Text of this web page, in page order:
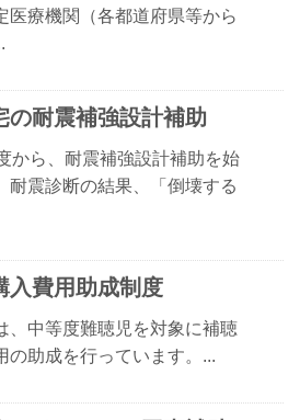
医療機関（各都道府県等から
の耐震補強設計補助
から、耐震補強設計補助を始
耐震診断の結果、「倒壊する
入費用助成制度
、中等度難聴児を対象に補聴
の助成を行っています。...